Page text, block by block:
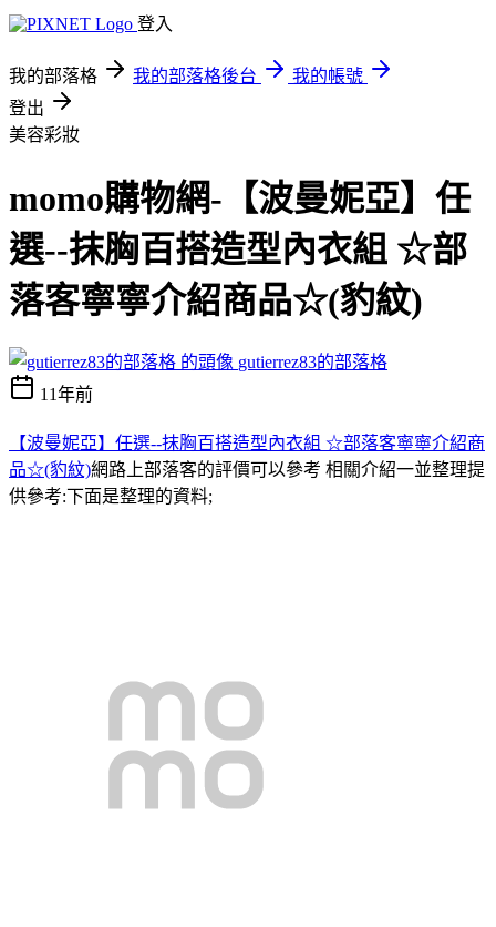
登入
我的部落格 我的部落格後台
我的帳號
登出
美容彩妝
momo購物網-【波曼妮亞】任
選--抹胸百搭造型內衣組 ☆部
落客寧寧介紹商品☆(豹紋)
gutierrez83的部落格
11年前
【波曼妮亞】任選--抹胸百搭造型內衣組 ☆部落客寧寧介紹商
品☆(豹紋)網路上部落客的評價可以參考 相關介紹一並整理提
供參考:下面是整理的資料;